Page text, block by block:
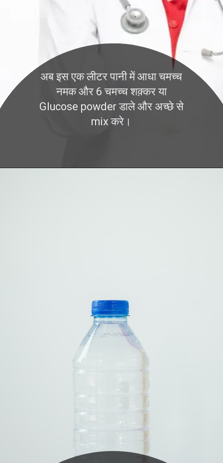
अब इस एक लीटर पानी में आधा चमच्च
नमक और 6 चमच्च शक़्कर या
Glucose powder डाले और अच्छे से
mix करे।